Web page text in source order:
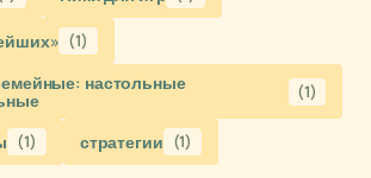
(1)
настольные (1)
(1) стратегии (1)